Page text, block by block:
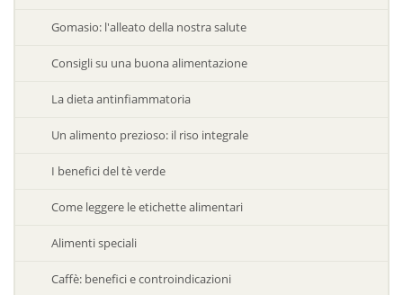
Gomasio: l'alleato della nostra salute
Consigli su una buona alimentazione
La dieta antinfiammatoria
Un alimento prezioso: il riso integrale
I benefici del tè verde
Come leggere le etichette alimentari
Alimenti speciali
Caffè: benefici e controindicazioni